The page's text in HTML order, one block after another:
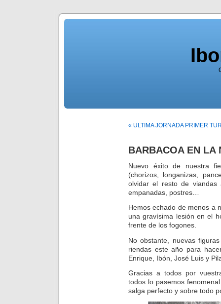
« ULTIMA JORNADA PRIMER
BARBACOA EN LA
Nuevo éxito de nuestra
(chorizos, longanizas,
olvidar el resto de viandas
empanadas, postres…
Hemos echado de menos a
una gravísima lesión en el
frente de los fogones.
No obstante, nuevas
riendas este año para
Enrique, Ibón, José Luis y
Gracias a todos por
todos lo pasemos
salga perfecto y sobre todo